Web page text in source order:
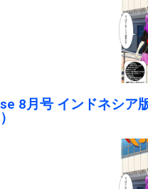
8月号 インドネシア